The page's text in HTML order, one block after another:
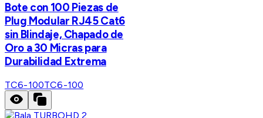
Bote con 100 Piezas de
Plug Modular RJ45 Cat6
sin Blindaje, Chapado de
Oro a 30 Micras para
Durabilidad Extrema
TC6-100TC6-100